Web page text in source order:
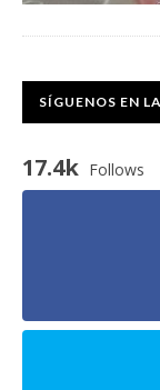
SÍGUENOS EN
17.4k Follows